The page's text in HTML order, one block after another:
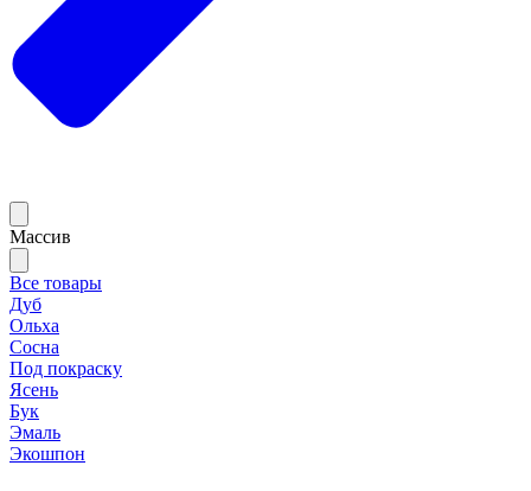
Массив
Все товары
Дуб
Ольха
Сосна
Под покраску
Ясень
Бук
Эмаль
Экошпон